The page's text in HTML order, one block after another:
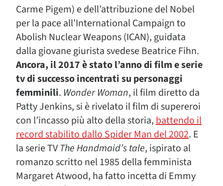
Carme Pigem) e dell’attribuzione del Nobel
per la pace all’International Campaign to
Abolish Nuclear Weapons (ICAN), guidata
dalla giovane giurista svedese Beatrice Fihn.
Ancora, il 2017 è stato l’anno di film e serie
tv di successo incentrati su personaggi
femminili. Wonder Woman, il film diretto da
Patty Jenkins, si è rivelato il film di supereroi
con l’incasso più alto della storia,battendo il
record stabilito dallo Spider Man del 2002. E
la serie TV The Handmaid’s tale, ispirato al
romanzo scritto nel 1985 della femminista
Margaret Atwood, ha fatto incetta di Emmy